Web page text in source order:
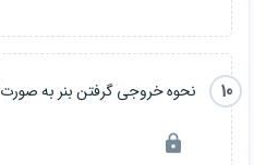
10 نحوه خروجی گرفتن بنر به صورت Gif